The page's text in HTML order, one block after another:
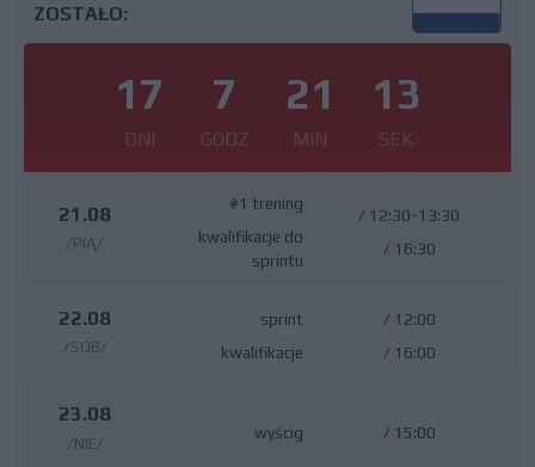
ZOSTAŁO:
17
DNI
7
GODZ
21
MIN
12
SEK
21.08
/PIĄ/
#1 trening
kwalifikacje do
sprintu
/ 12:30-13:30
/ 16:30
22.08
/SOB/
sprint
kwalifikacje
/ 12:00
/ 16:00
23.08
/NIE/
wyścig / 15:00